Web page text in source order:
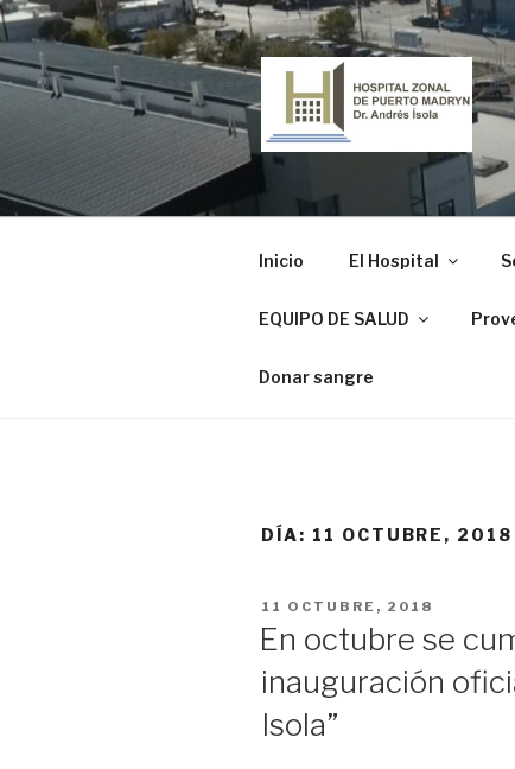
Ir
al
contenido
Inicio El Hospital
EQUIPO DE SALUD
Donar sangre
DÍA: 11 OCTUBRE, 2018
PUBLICADO
11 OCTUBRE, 2018
En octubre se
inauguración
Isola”